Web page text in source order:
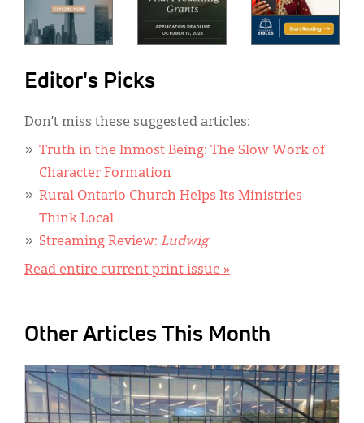
Editor's Picks
Don’t miss these suggested articles:
Truth in the Inmost Being: The Slow Work of
Character Formation
Rural Ontario Church Helps Its Ministries
Think Local
Streaming Review: Ludwig
Read entire current print issue »
Other Articles This Month
IMAGE: